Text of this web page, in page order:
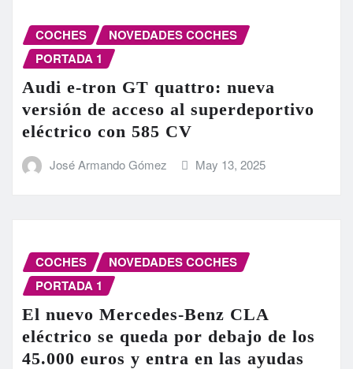
COCHES
NOVEDADES COCHES
PORTADA 1
Audi e-tron GT quattro: nueva
versión de acceso al superdeportivo
eléctrico con 585 CV
José Armando Gómez May 13, 2025
COCHES
NOVEDADES COCHES
PORTADA 1
El nuevo Mercedes-Benz CLA
eléctrico se queda por debajo de los
45.000 euros y entra en las ayudas